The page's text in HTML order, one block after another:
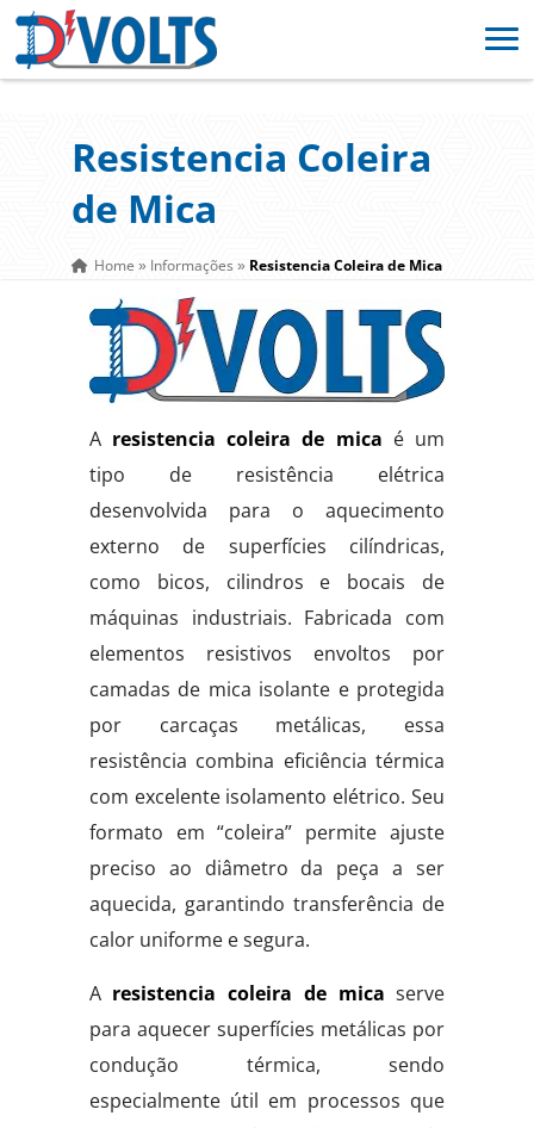
Resistencia Coleira
de Mica
Home » Informações » Resistencia Coleira de Mica
A resistencia coleira de mica é um
tipo de resistência elétrica
desenvolvida para o aquecimento
externo de superfícies cilíndricas,
como bicos, cilindros e bocais de
máquinas industriais. Fabricada com
elementos resistivos envoltos por
camadas de mica isolante e protegida
por carcaças metálicas, essa
resistência combina eficiência térmica
com excelente isolamento elétrico. Seu
formato em “coleira” permite ajuste
preciso ao diâmetro da peça a ser
aquecida, garantindo transferência de
calor uniforme e segura.
A resistencia coleira de mica serve
para aquecer superfícies metálicas por
condução térmica, sendo
especialmente útil em processos que